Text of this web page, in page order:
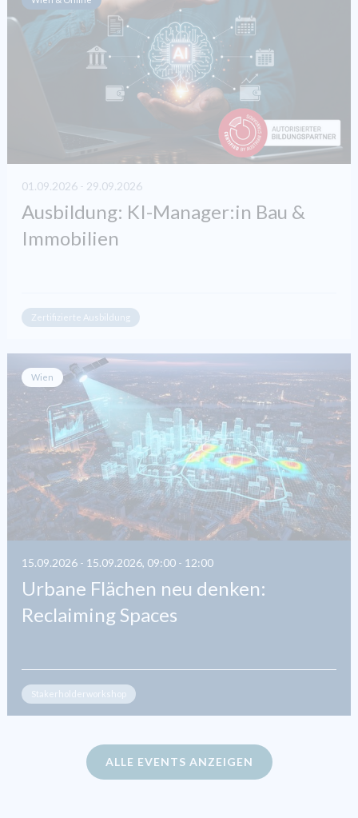
01.09.2026 - 29.09.2026
Ausbildung: KI-Manager:in Bau &
Immobilien
Zertifizierte Ausbildung
Wien
15.09.2026 - 15.09.2026, 09:00 - 12:00
Urbane Flächen neu denken:
Reclaiming Spaces
Stakerholderworkshop
ALLE EVENTS ANZEIGEN